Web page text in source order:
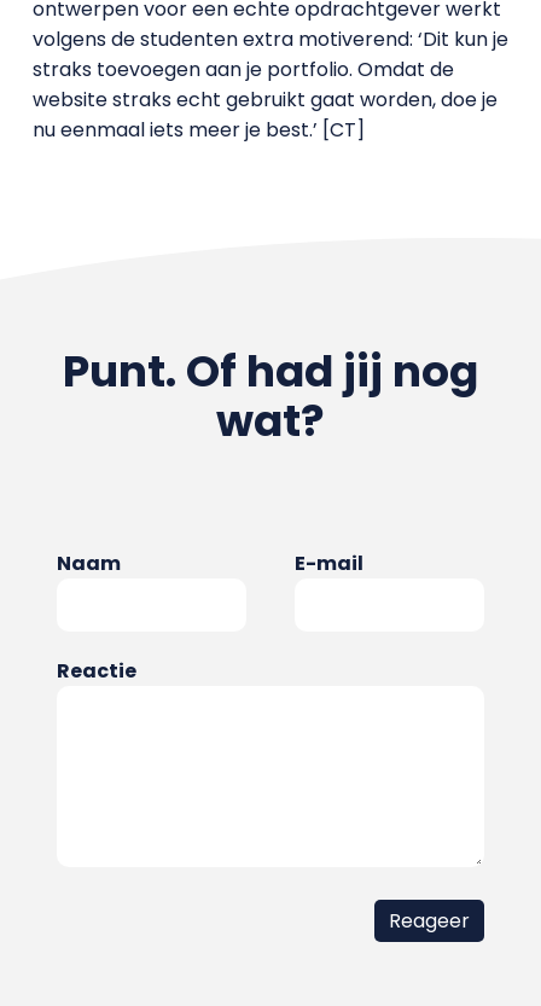
ontwerpen voor een echte opdrachtgever werkt
volgens de studenten extra motiverend: ‘Dit kun je
straks toevoegen aan je portfolio. Omdat de
website straks echt gebruikt gaat worden, doe je
nu eenmaal iets meer je best.’ [CT]
Punt. Of had jij nog
wat?
Naam E-mail
Reactie